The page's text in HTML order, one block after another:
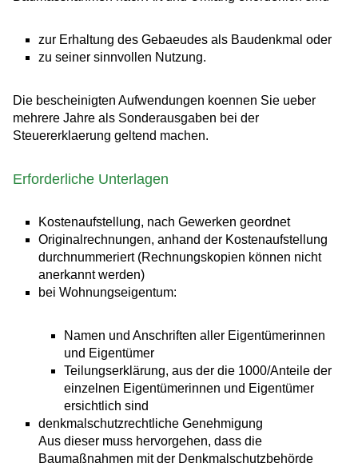
zur Erhaltung des Gebaeudes als Baudenkmal oder
zu seiner sinnvollen Nutzung.
Die bescheinigten Aufwendungen koennen Sie ueber
mehrere Jahre als Sonderausgaben bei der
Steuererklaerung geltend machen.
Erforderliche Unterlagen
Kostenaufstellung, nach Gewerken geordnet
Originalrechnungen, anhand der Kostenaufstellung
durchnummeriert (Rechnungskopien können nicht
anerkannt werden)
bei Wohnungseigentum:
Namen und Anschriften aller Eigentümerinnen
und Eigentümer
Teilungserklärung, aus der die 1000/Anteile der
einzelnen Eigentümerinnen und Eigentümer
ersichtlich sind
denkmalschutzrechtliche Genehmigung
Aus dieser muss hervorgehen, dass die
Baumaßnahmen mit der Denkmalschutzbehörde